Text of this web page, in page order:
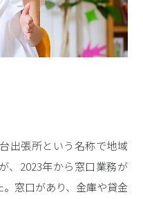
出張所という名称で地域
、2023年から窓口業務が
窓口があり、金庫や貸金